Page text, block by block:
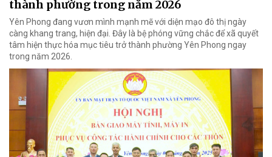
thành phường trong năm 2026
Yên Phong đang vươn mình mạnh mẽ với diện mạo đô thị ngày
càng khang trang, hiện đại. Đây là bệ phóng vững chắc để xã quyết
tâm hiện thực hóa mục tiêu trở thành phường Yên Phong ngay
trong năm 2026.